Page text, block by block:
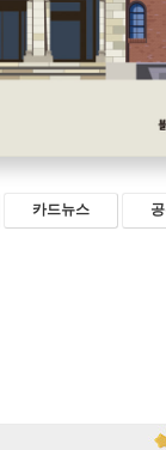
카드뉴스